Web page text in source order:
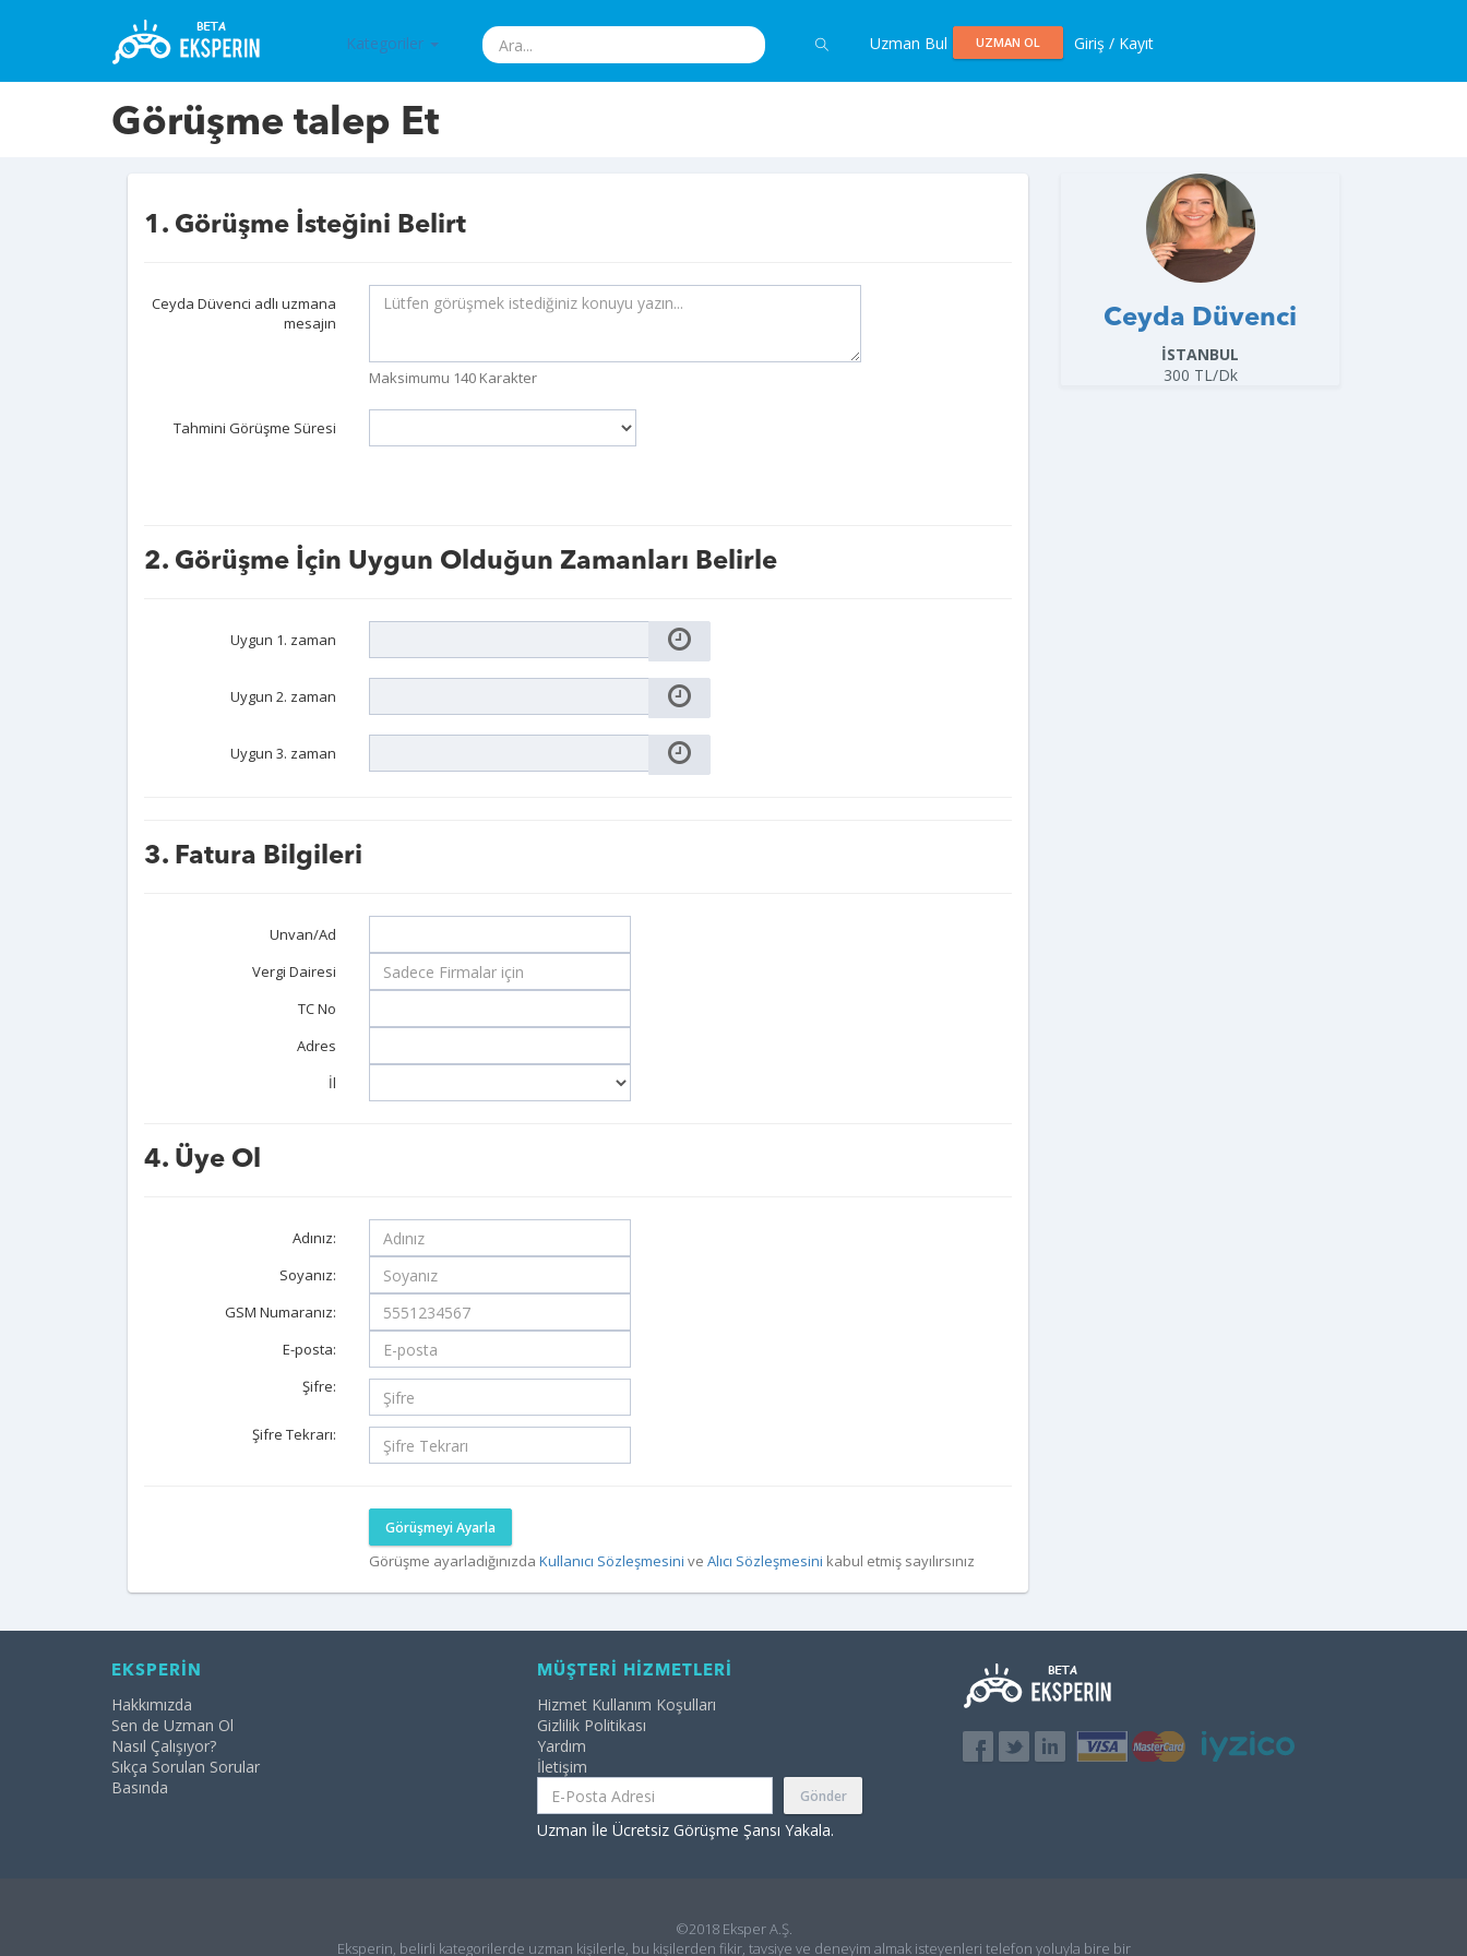
Kategoriler Uzman Bul UZMAN OL Giriş / Kayıt
Görüşme talep Et
1. Görüşme İsteğini Belirt
Ceyda Düvenci adlı uzmana
mesajın
Maksimumu 140 Karakter
Tahmini Görüşme Süresi
2. Görüşme İçin Uygun Olduğun Zamanları Belirle
Uygun 1. zaman
Uygun 2. zaman
Uygun 3. zaman
3. Fatura Bilgileri
Unvan/Ad
Vergi Dairesi
TC No
Adres
İl
4. Üye Ol
Adınız:
Soyanız:
GSM Numaranız:
E-posta:
Şifre:
Şifre Tekrarı:
Görüşmeyi Ayarla
Görüşme ayarladığınızdaKullanıcı SözleşmesiniveAlıcı Sözleşmesini kabul etmiş sayılırsınız
Ceyda Düvenci
İSTANBUL
300 TL/Dk
EKSPERİN
Hakkımızda
Sen de Uzman Ol
Nasıl Çalışıyor?
Sıkça Sorulan Sorular
Basında
MÜŞTERİ HİZMETLERİ
Hizmet Kullanım Koşulları
Gizlilik Politikası
Yardım
İletişim
Gönder
Uzman İle Ücretsiz Görüşme Şansı Yakala.
©2018 Eksper A.Ş.
Eksperin, belirli kategorilerde uzman kişilerle, bu kişilerden fikir, tavsiye ve deneyim almak isteyenleri telefon yoluyla bire bir